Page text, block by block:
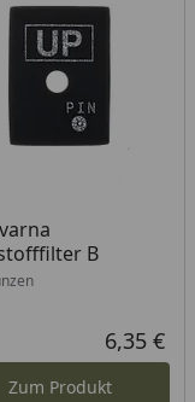
Preis
B
6,35 €
Zum Produkt